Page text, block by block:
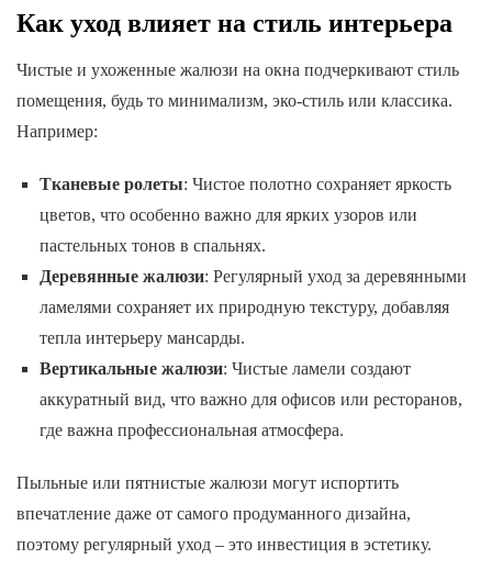
Как уход влияет на стиль интерьера
Чистые и ухоженные жалюзи на окна подчеркивают стиль
помещения, будь то минимализм, эко-стиль или классика.
Например:
Тканевые ролеты: Чистое полотно сохраняет яркость
цветов, что особенно важно для ярких узоров или
пастельных тонов в спальнях.
Деревянные жалюзи: Регулярный уход за деревянными
ламелями сохраняет их природную текстуру, добавляя
тепла интерьеру мансарды.
Вертикальные жалюзи: Чистые ламели создают
аккуратный вид, что важно для офисов или ресторанов,
где важна профессиональная атмосфера.
Пыльные или пятнистые жалюзи могут испортить
впечатление даже от самого продуманного дизайна,
поэтому регулярный уход – это инвестиция в эстетику.